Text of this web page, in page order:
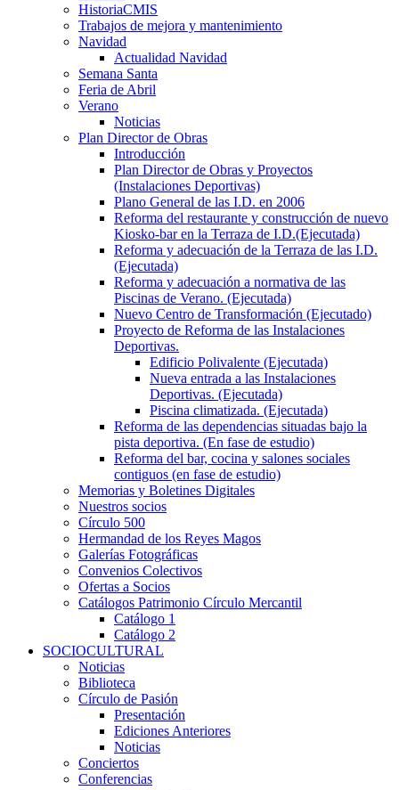
HistoriaCMIS
Trabajos de mejora y mantenimiento
Navidad
Actualidad Navidad
Semana Santa
Feria de Abril
Verano
Noticias
Plan Director de Obras
Introducción
Plan Director de Obras y Proyectos
(Instalaciones Deportivas)
Plano General de las I.D. en 2006
Reforma del restaurante y construcción de nuevo
Kiosko-bar en la Terraza de I.D.(Ejecutada)
Reforma y adecuación de la Terraza de las I.D.
(Ejecutada)
Reforma y adecuación a normativa de las
Piscinas de Verano. (Ejecutada)
Nuevo Centro de Transformación (Ejecutado)
Proyecto de Reforma de las Instalaciones
Deportivas.
Edificio Polivalente (Ejecutada)
Nueva entrada a las Instalaciones
Deportivas. (Ejecutada)
Piscina climatizada. (Ejecutada)
Reforma de las dependencias situadas bajo la
pista deportiva. (En fase de estudio)
Reforma del bar, cocina y salones sociales
contiguos (en fase de estudio)
Memorias y Boletines Digitales
Nuestros socios
Círculo 500
Hermandad de los Reyes Magos
Galerías Fotográficas
Convenios Colectivos
Ofertas a Socios
Catálogos Patrimonio Círculo Mercantil
Catálogo 1
Catálogo 2
SOCIOCULTURAL
Noticias
Biblioteca
Círculo de Pasión
Presentación
Ediciones Anteriores
Noticias
Conciertos
Conferencias